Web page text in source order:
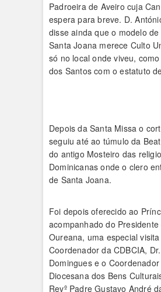
Padroeira de Aveiro cuja
espera para breve. D.
disse ainda que o modelo
Santa Joana merece Culto
só no local onde viveu,
dos Santos com o estatuto
Depois da Santa Missa o
seguiu até ao túmulo da
do antigo Mosteiro das
Dominicanas onde o clero
de Santa Joana.
Foi depois oferecido ao
acompanhado do
Oureana, uma especial
Coordenador da CDBCIA,
Domingues e o
Diocesana dos Bens
Revº Padre Gustavo André